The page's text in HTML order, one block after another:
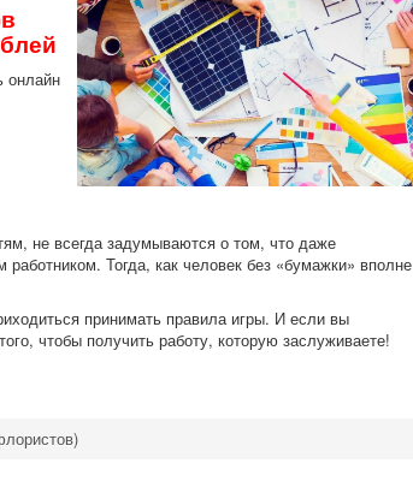
онлайн
не всегда задумываются о том, что даже
Тогда, как человек без «бумажки» вполне
принимать правила игры. И если вы
чтобы получить работу, которую заслуживаете!